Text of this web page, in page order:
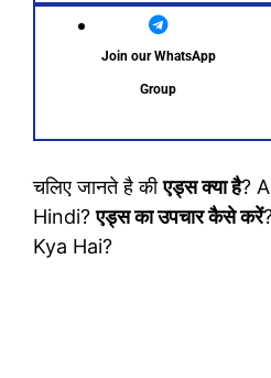
Join our WhatsApp
Group
चलिए जानते है कीएड्स क्या है?
Hindi?एड्स का उपचार कैसे करें
Kya Hai?